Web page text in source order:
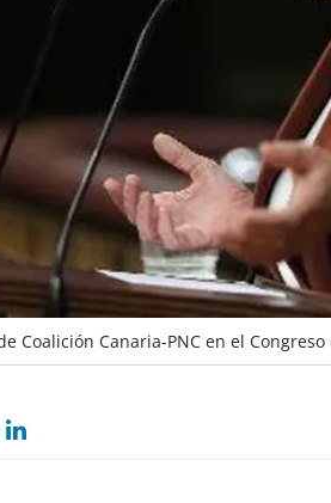
Coalición Canaria-PNC en el